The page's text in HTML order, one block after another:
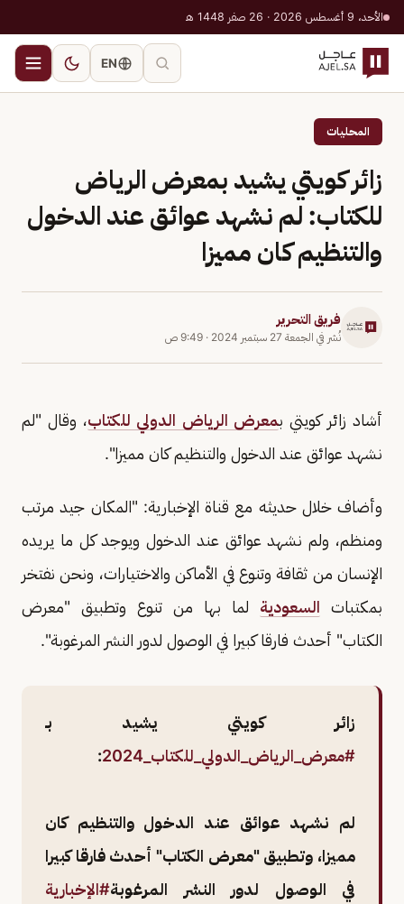
الأحد، 9 أغسطس 2026 · 26 صفر 1448 هـ
EN
المحليات
زائر كويتي يشيد بمعرض الرياض
للكتاب: لم نشهد عوائق عند الدخول
والتنظيم كان مميزا
فريق التحرير
نُشر في الجمعة 27 سبتمبر 2024 · 9:49 ص
أشاد زائر كويتي بمعرض الرياض الدولي للكتاب، وقال "لم
نشهد عوائق عند الدخول والتنظيم كان مميزا".
وأضاف خلال حديثه مع قناة الإخبارية: "المكان جيد مرتب
ومنظم، ولم نشهد عوائق عند الدخول ويوجد كل ما يريده
الإنسان من ثقافة وتنوع في الأماكن والاختيارات، ونحن نفتخر
بمكتبات السعودية لما بها من تنوع وتطبيق "معرض
الكتاب" أحدث فارقا كبيرا في الوصول لدور النشر المرغوبة".
زائر كويتي يشيد بـ
#معرض_الرياض_الدولي_للكتاب_2024
:
لم نشهد عوائق عند الدخول والتنظيم كان
مميزا، وتطبيق "معرض الكتاب" أحدث فارقا كبيرا
في الوصول لدور النشر المرغوبة#الإخبارية